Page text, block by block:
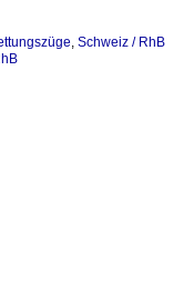
, Schweiz / RhB